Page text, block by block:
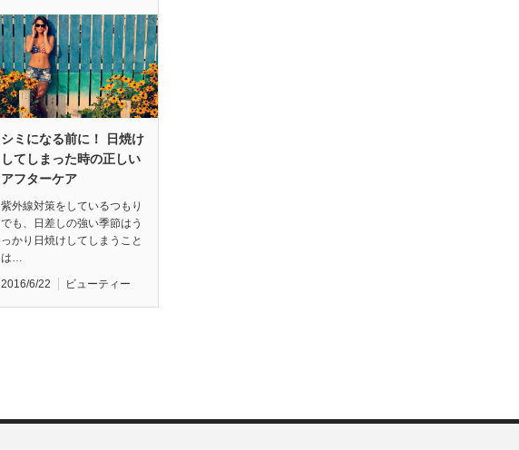
シミになる前に！ 日焼け
してしまった時の正しい
アフターケア
紫外線対策をしているつもり
でも、日差しの強い季節はう
っかり日焼けしてしまうこと
は…
2016/6/22 ビューティー